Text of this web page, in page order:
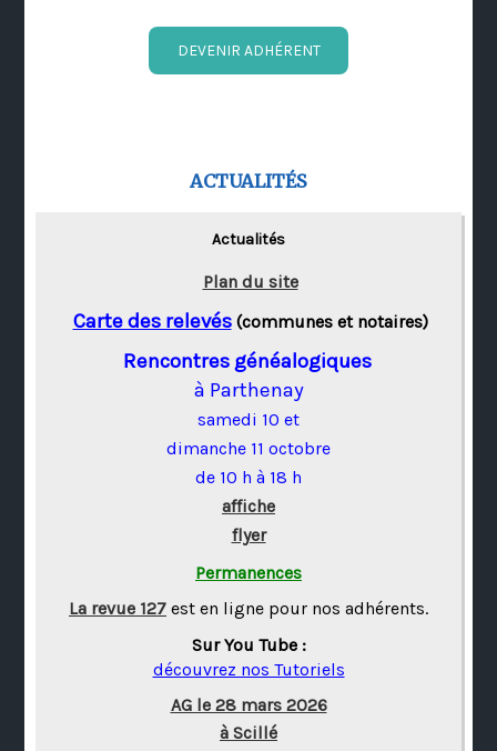
DEVENIR ADHÉRENT
ACTUALITÉS
Actualités
Plan du site
Carte des relevés(communes et notaires)
Rencontres généalogiques
à Parthenay
samedi 10 et
dimanche 11 octobre
de 10 h à 18 h
affiche
flyer
Permanences
La revue 127 est en ligne pour nos adhérents.
Sur You Tube :
découvrez nos Tutoriels
AG le 28 mars 2026
à Scillé